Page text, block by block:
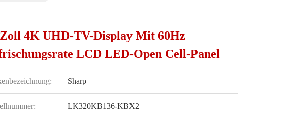
4K UHD-TV-Display Mit 60Hz
LCD LED-Open Cell-Panel
Sharp
LK320KB136-KBX2